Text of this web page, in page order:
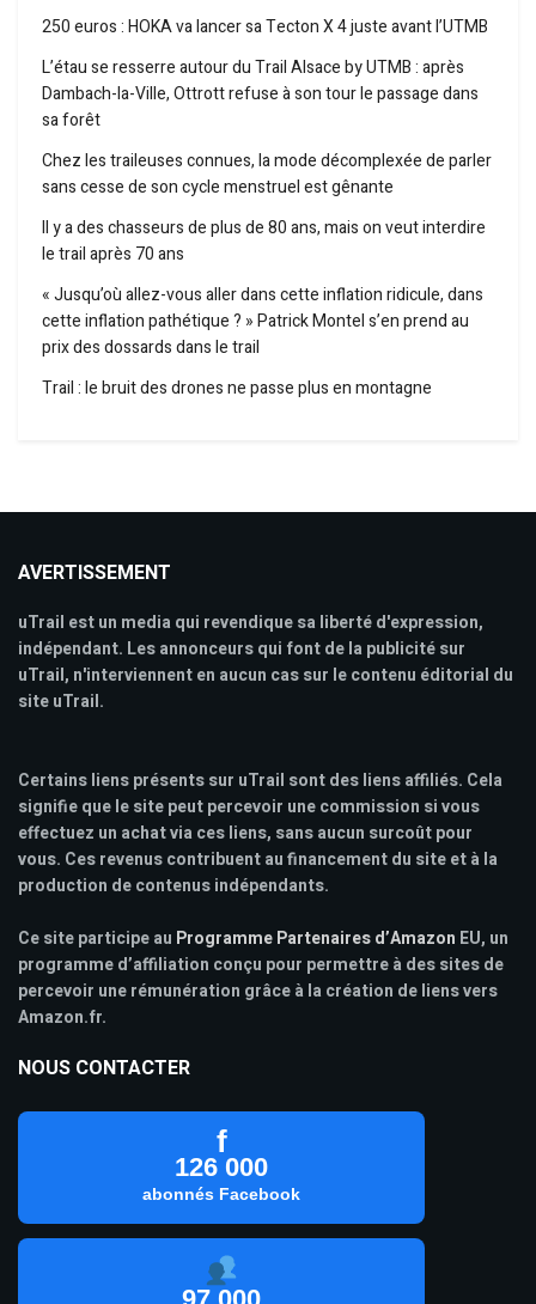
250 euros : HOKA va lancer sa Tecton X 4 juste avant l’UTMB
L’étau se resserre autour du Trail Alsace by UTMB : après
Dambach-la-Ville, Ottrott refuse à son tour le passage dans
sa forêt
Chez les traileuses connues, la mode décomplexée de parler
sans cesse de son cycle menstruel est gênante
Il y a des chasseurs de plus de 80 ans, mais on veut interdire
le trail après 70 ans
« Jusqu’où allez-vous aller dans cette inflation ridicule, dans
cette inflation pathétique ? » Patrick Montel s’en prend au
prix des dossards dans le trail
Trail : le bruit des drones ne passe plus en montagne
AVERTISSEMENT
uTrail est un media qui revendique sa liberté d'expression,
indépendant. Les annonceurs qui font de la publicité sur
uTrail, n'interviennent en aucun cas sur le contenu éditorial du
site uTrail.
Certains liens présents sur uTrail sont des liens affiliés. Cela
signifie que le site peut percevoir une commission si vous
effectuez un achat via ces liens, sans aucun surcoût pour
vous. Ces revenus contribuent au financement du site et à la
production de contenus indépendants.
Ce site participe au Programme Partenaires d’Amazon EU, un
programme d’affiliation conçu pour permettre à des sites de
percevoir une rémunération grâce à la création de liens vers
Amazon.fr.
NOUS CONTACTER
f
126 000
abonnés Facebook